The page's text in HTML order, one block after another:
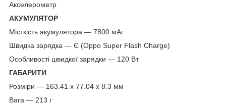
Акселерометр
АКУМУЛЯТОР
Місткість акумулятора — 7800 мАг
Швидка зарядка — Є (Oppo Super Flash Charge)
Особливості швидкої зарядки — 120 Вт
ГАБАРИТИ
Розміри — 163.41 x 77.04 x 8.3 мм
Вага — 213 г